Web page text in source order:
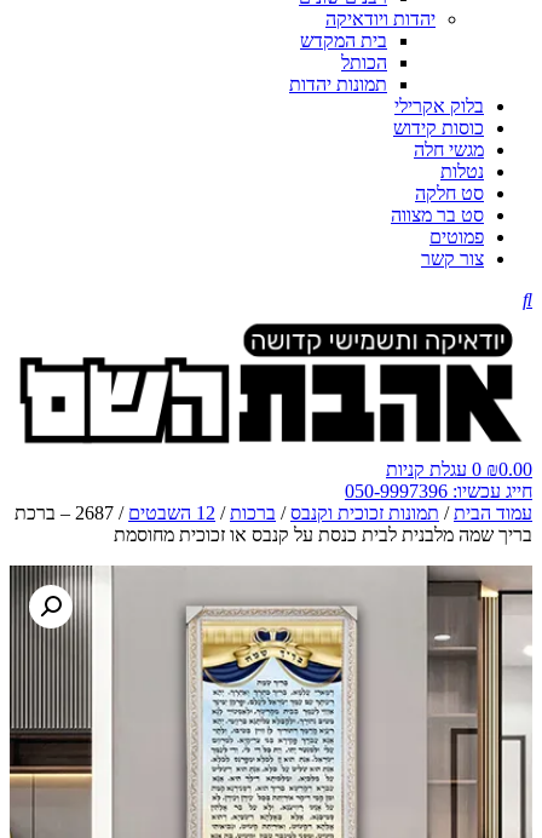
יהדות ויודאיקה
בית המקדש
הכותל
תמונות יהדות
בלוק אקרילי
כוסות קידוש
מגשי חלה
נטלות
סט חלקה
סט בר מצווה
פמוטים
צור קשר
₪0.00
0 עגלת קניות
חייג עכשיו: 050-9997396
עמוד הבית/ תמונות זכוכית וקנבס/ ברכות/ 12 השבטים
/ 2687 – ברכת
בריך שמה מלבנית לבית כנסת על קנבס או זכוכית מחוסמת